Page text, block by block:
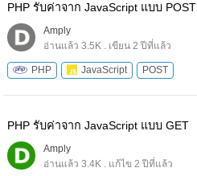
PHP รับค่าจาก JavaScript แบบ POST
Amply
อ่านแล้ว 3.5K . เขียน 2 ปีที่แล้ว
PHP JavaScript POST
PHP รับค่าจาก JavaScript แบบ GET
Amply
อ่านแล้ว 3.4K . แก้ไข 2 ปีที่แล้ว